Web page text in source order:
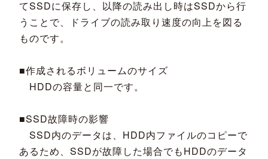
てSSDに保存し、以降の読み出し時はSSDから行
うことで、ドライブの読み取り速度の向上を図る
ものです。
■作成されるボリュームのサイズ
HDDの容量と同一です。
■SSD故障時の影響
SSD内のデータは、HDD内ファイルのコピーで
あるため、SSDが故障した場合でもHDDのデータ